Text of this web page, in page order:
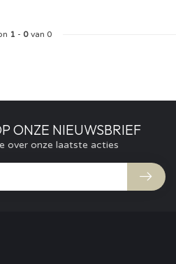
1 - 0van 0
ONZE NIEUWSBRIEF
over onze laatste acties